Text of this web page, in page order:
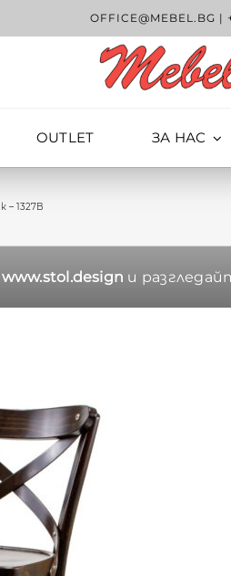
OFFICE@MEBEL.BG |
OUTLET ЗА НАС
1327B
www.stol.design и